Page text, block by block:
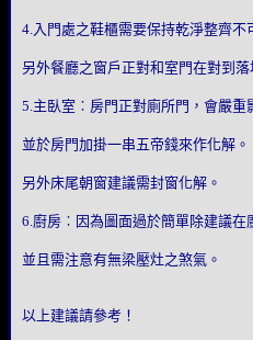
4.入門處之鞋櫃需要保持乾淨整齊不
另外餐廳之窗戶正對和室門在對到
5.主臥室︰房門正對廁所門，會嚴
並於房門加掛一串五帝錢來作化解。
另外床尾朝窗建議需封窗化解。
6.廚房︰因為圖面過於簡單除建議
並且需注意有無梁壓灶之煞氣。
以上建議請參考！